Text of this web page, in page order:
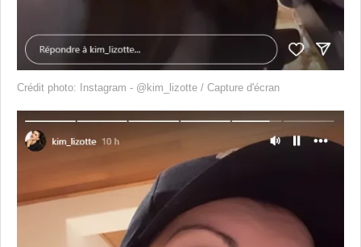
Crédit photo: Instagram - @kim_lizotte / Capture d'écran